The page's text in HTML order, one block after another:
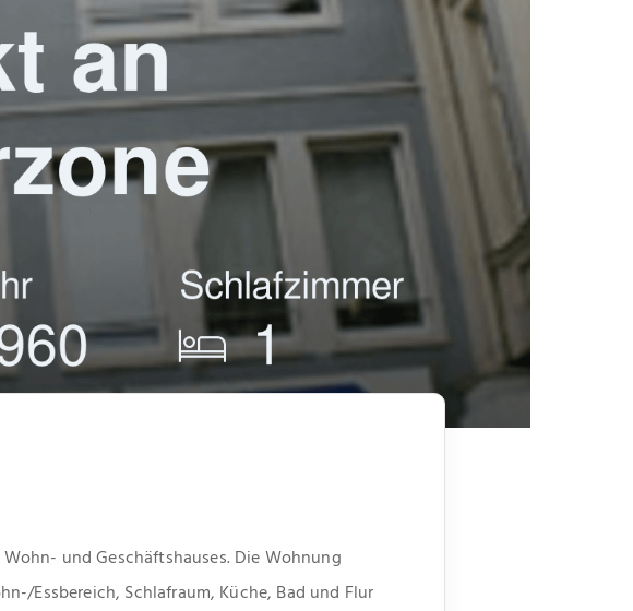
und Geschäftshauses. Die Wohnung
Essbereich, Schlafraum, Küche, Bad und Flur